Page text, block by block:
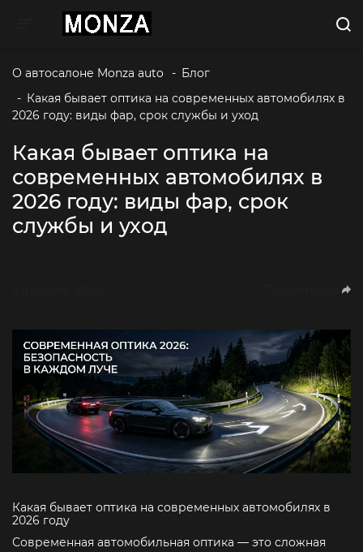
Toggle navigation
О автосалоне Monza auto - Блог
- Какая бывает оптика на современных автомобилях в
2026 году: виды фар, срок службы и уход
Какая бывает оптика на
современных автомобилях в
2026 году: виды фар, срок
службы и уход
Поделиться
Какая бывает оптика на современных автомобилях в
2026 году
Современная автомобильная оптика — это сложная